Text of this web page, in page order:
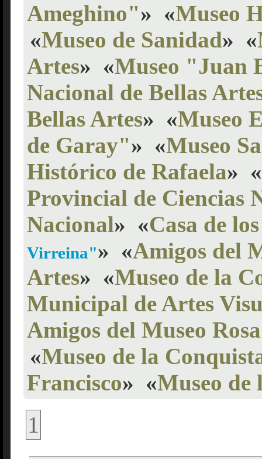
Ameghino"» «Museo
«Museo de Sanidad» «
Artes» «Museo "Juan
Nacional de Bellas
Bellas Artes» «Museo
de Garay"» «Museo
Histórico de Rafaela» «
Provincial de Ciencias
Nacional» «Casa de
Virreina"» «Amigos del
Artes» «Museo de la
Municipal de Artes
Amigos del Museo
«Museo de la
Francisco» «Museo de
1